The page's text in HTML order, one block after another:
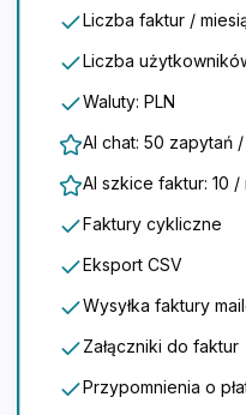
Liczba faktur /
Liczba
Waluty: PLN
AI chat: 50 zapytań
AI szkice faktur: 10 /
Faktury cykliczne
Eksport CSV
Wysyłka faktury
Załączniki do faktur
Przypomnienia o